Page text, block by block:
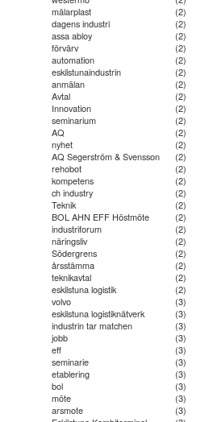
mälarplast
(2)
dagens industri
(2)
assa abloy
(2)
förvärv
(2)
automation
(2)
eskilstunaindustrin
(2)
anmälan
(2)
Avtal
(2)
Innovation
(2)
seminarium
(2)
AQ
(2)
nyhet
(2)
AQ Segerström & Svensson
(2)
rehobot
(2)
kompetens
(2)
ch industry
(2)
Teknik
(2)
BOL AHN EFF Höstmöte
(2)
industriforum
(2)
näringsliv
(2)
Södergrens
(2)
årsstämma
(2)
teknikavtal
(2)
eskilstuna logistik
(2)
volvo
(3)
eskilstuna logistiknätverk
(3)
industrin tar matchen
(3)
jobb
(3)
eff
(3)
seminarie
(3)
etablering
(3)
bol
(3)
möte
(3)
arsmote
(3)